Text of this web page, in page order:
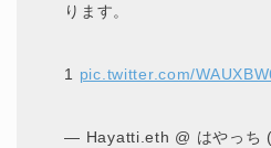
ります。
1 pic.twitter.com/
— Hayatti.eth @ はやっち